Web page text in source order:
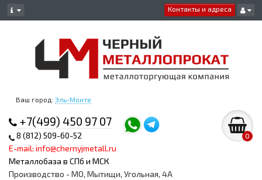
Контакты и адреса
Ваш город: Эль-Монте
+7(499) 450 97 07
8 (812) 509-60-52
E-mail: info@chernyjmetall.ru
Металлобаза в СПб и МСК
0
Производство - МО, Мытищи, Угольная, 4А